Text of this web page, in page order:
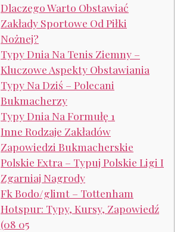
Dlaczego Warto Obstawiać
Zakłady Sportowe Od Piłki
Nożnej?
Typy Dnia Na Tenis Ziemny –
Kluczowe Aspekty Obstawiania
Typy Na Dziś – Polecani
Bukmacherzy
Typy Dnia Na Formułę 1
Inne Rodzaje Zakładów
Zapowiedzi Bukmacherskie
Polskie Extra – Typuj Polskie Ligi I
Zgarniaj Nagrody
Fk Bodo/glimt – Tottenham
Hotspur: Typy, Kursy, Zapowiedź
(08 05